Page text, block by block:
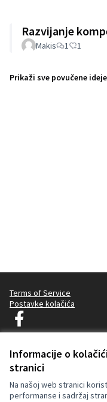
Informacije o
stranici
Na našoj web stranici
performanse i sadržaj
Razvijanje
Makis 1 1
Prikaži sve povučene ideje
Terms of Service
Postavke kolačića
Decidim Ljubljana na
(Vanjska poveznica)
(Vanjska poveznica)
Za izradu internetske